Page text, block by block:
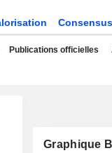
Consensus
Publications officielles
Graphique